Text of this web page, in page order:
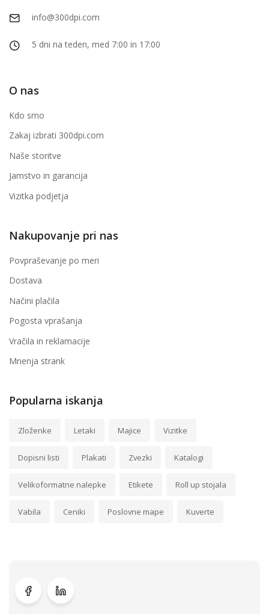
info@300dpi.com
5 dni na teden, med 7:00 in 17:00
O nas
Kdo smo
Zakaj izbrati 300dpi.com
Naše storitve
Jamstvo in garancija
Vizitka podjetja
Nakupovanje pri nas
Povpraševanje po meri
Dostava
Načini plačila
Pogosta vprašanja
Vračila in reklamacije
Mnenja strank
Popularna iskanja
Zloženke Letaki Majice Vizitke
Dopisni listi Plakati Zvezki Katalogi
Velikoformatne nalepke Etikete Roll up stojala
Vabila Ceniki Poslovne mape Kuverte